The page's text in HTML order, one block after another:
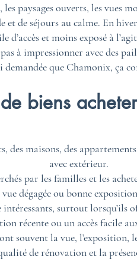
paysages ouverts, les vues
et de séjours au calme. En
d’accès et moins exposé à
à impressionner avec des
demandée que Chamonix, ça
biens
maisons, des
avec extérieur.
par les familles et les
vue dégagée ou bonne
intéressants, surtout
récente ou un accès facile
souvent la vue, l’exposition,
de rénovation et la